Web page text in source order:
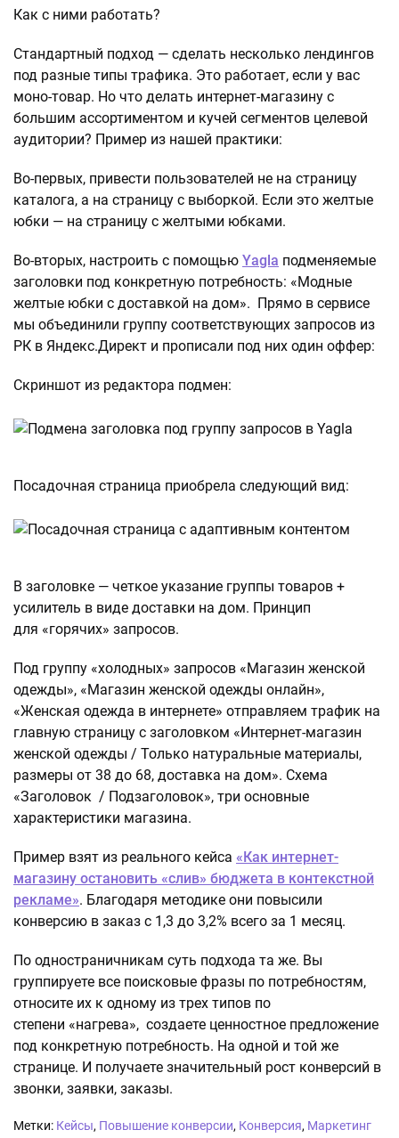
Как с ними работать?
Стандартный подход — сделать несколько лендингов
под разные типы трафика. Это работает, если у вас
моно-товар. Но что делать интернет-магазину с
большим ассортиментом и кучей сегментов целевой
аудитории? Пример из нашей практики:
Во-первых, привести пользователей не на страницу
каталога, а на страницу с выборкой. Если это желтые
юбки — на страницу с желтыми юбками.
Во-вторых, настроить с помощью Yagla подменяемые
заголовки под конкретную потребность: «Модные
желтые юбки с доставкой на дом». Прямо в сервисе
мы объединили группу соответствующих запросов из
РК в Яндекс.Директ и прописали под них один оффер:
Скриншот из редактора подмен:
Посадочная страница приобрела следующий вид:
В заголовке — четкое указание группы товаров +
усилитель в виде доставки на дом. Принцип
для «горячих» запросов.
Под группу «холодных» запросов «Магазин женской
одежды», «Магазин женской одежды онлайн»,
«Женская одежда в интернете» отправляем трафик на
главную страницу с заголовком «Интернет-магазин
женской одежды / Только натуральные материалы,
размеры от 38 до 68, доставка на дом». Схема
«Заголовок / Подзаголовок», три основные
характеристики магазина.
Пример взят из реального кейса «Как интернет-
магазину остановить «слив» бюджета в контекстной
рекламе». Благодаря методике они повысили
конверсию в заказ с 1,3 до 3,2% всего за 1 месяц.
По одностраничникам суть подхода та же. Вы
группируете все поисковые фразы по потребностям,
относите их к одному из трех типов по
степени «нагрева», создаете ценностное предложение
под конкретную потребность. На одной и той же
странице. И получаете значительный рост конверсий в
звонки, заявки, заказы.
Метки: Кейсы, Повышение конверсии, Конверсия, Маркетинг